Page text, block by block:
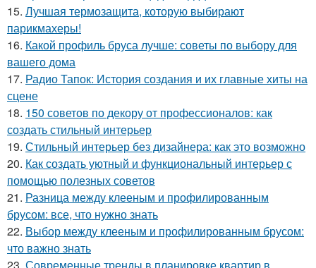
15. Лучшая термозащита, которую выбирают
парикмахеры!
16. Какой профиль бруса лучше: советы по выбору для
вашего дома
17. Радио Тапок: История создания и их главные хиты на
сцене
18. 150 советов по декору от профессионалов: как
создать стильный интерьер
19. Стильный интерьер без дизайнера: как это возможно
20. Как создать уютный и функциональный интерьер с
помощью полезных советов
21. Разница между клееным и профилированным
брусом: все, что нужно знать
22. Выбор между клееным и профилированным брусом:
что важно знать
23. Современные тренды в планировке квартир в